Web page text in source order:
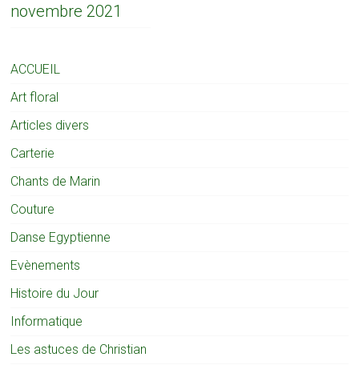
novembre 2021
ACCUEIL
Art floral
Articles divers
Carterie
Chants de Marin
Couture
Danse Egyptienne
Evènements
Histoire du Jour
Informatique
Les astuces de Christian